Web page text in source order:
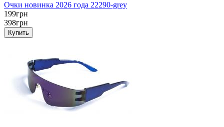
Очки новинка 2026 года 22290-grey
199грн
398грн